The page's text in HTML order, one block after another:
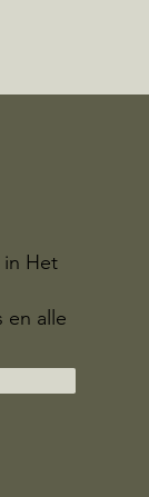
in Het
en alle